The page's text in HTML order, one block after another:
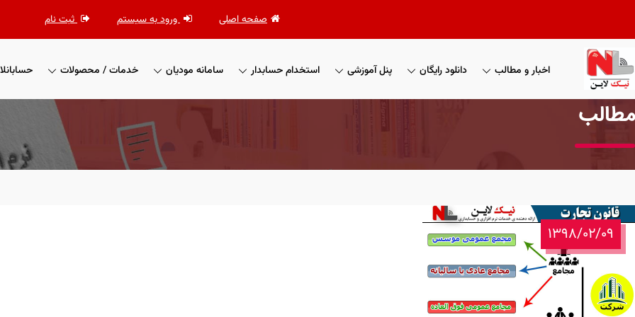
صفحه اصلی ورود به سیستم ثبت نام
اخبار و مطالب دانلود رایگان پنل آموزشی استخدام حسابدار سامانه مودیان خدمات / محصولات
مطالب
1398/02/09